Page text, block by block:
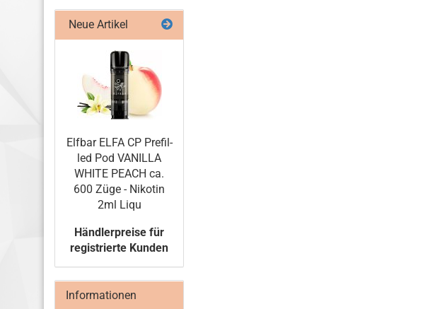
Neue Artikel
Elf­bar ELFA CP Pre­fil­
led Pod VA­NIL­LA
WHITE PEACH ca.
600 Züge - Ni­ko­tin
2ml Liqu
Händlerpreise für
registrierte Kunden
Informationen